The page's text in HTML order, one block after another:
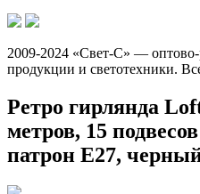
2009-2024 «Свет-С» —
продукции и светотехники.
Ретро гирлянда
метров, 15
патрон Е27,